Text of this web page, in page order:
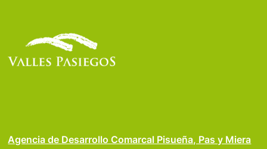
Agencia de Desarrollo Comarcal Pisueña, Pas y Miera